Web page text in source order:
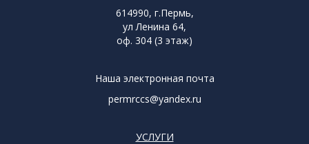
614990, г.Пермь,
ул Ленина 64,
оф. 304 (3 этаж)
Наша электронная почта
permrccs@yandex.ru
УСЛУГИ